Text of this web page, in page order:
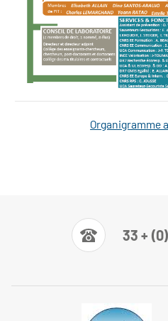
Organigramme 2026Organigramme
33 +